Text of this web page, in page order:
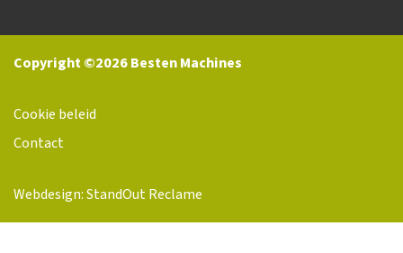
Copyright ©2026 Besten Machines
Cookie beleid
Contact
Webdesign: StandOut Reclame